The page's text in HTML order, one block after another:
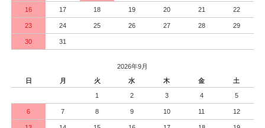
16 17 18 19 20 21 22
23 24 25 26 27 28 29
30 31
2026年9月
日
月 火 水 木 金 土
1 2 3 4 5
6 7 8 9 10 11 12